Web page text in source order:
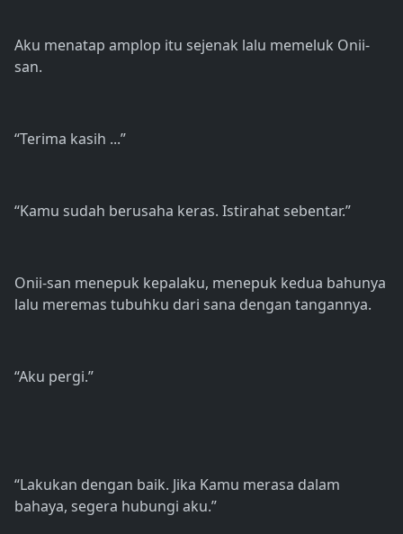
Aku menatap amplop itu sejenak lalu memeluk Onii-
san.
“Terima kasih ...”
“Kamu sudah berusaha keras. Istirahat sebentar.”
Onii-san menepuk kepalaku, menepuk kedua bahunya
lalu meremas tubuhku dari sana dengan tangannya.
“Aku pergi.”
“Lakukan dengan baik. Jika Kamu merasa dalam
bahaya, segera hubungi aku.”